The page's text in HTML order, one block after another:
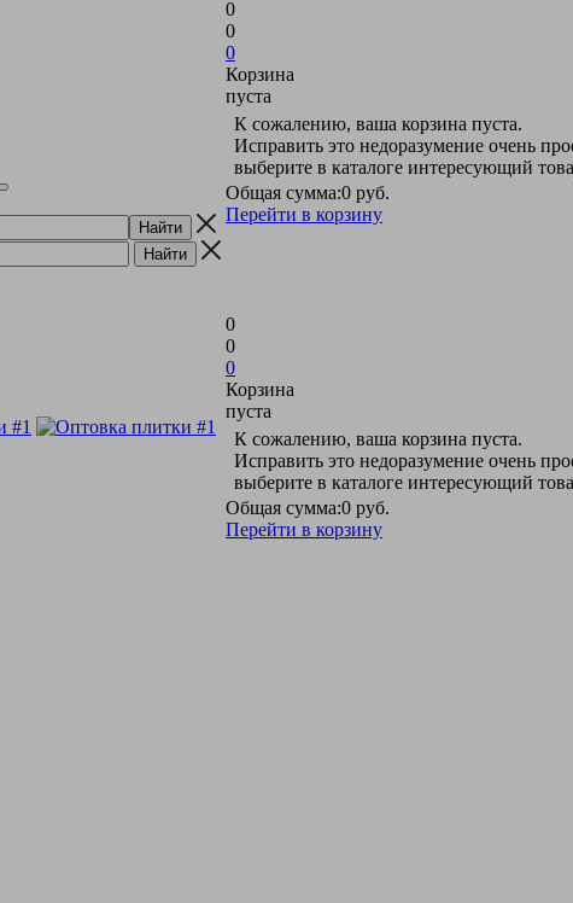
0
0
0
Корзина
пуста
К сожалению, ваша корзина пуста.
Исправить это недоразумение очень
выберите в каталоге интересующий
Общая сумма:0 руб.
Перейти в корзину
0
0
0
Корзина
пуста
К сожалению, ваша корзина пуста.
Исправить это недоразумение очень
выберите в каталоге интересующий
Общая сумма:0 руб.
Перейти в корзину